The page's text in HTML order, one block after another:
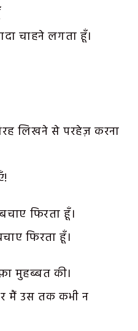
चाहने लगता हूँ।
लिखने से परहेज़ करना
फिरता हूँ।
फिरता हूँ।
मुहब्बत की।
मैं उस तक कभी न